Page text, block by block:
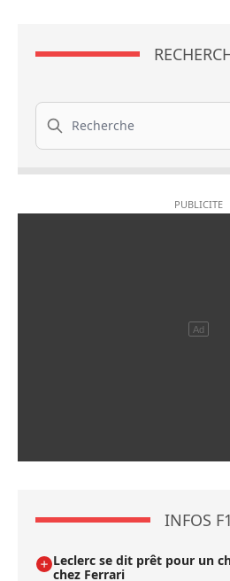
Recherche
INFOS F1
Leclerc se dit prêt pour un
chez Ferrari